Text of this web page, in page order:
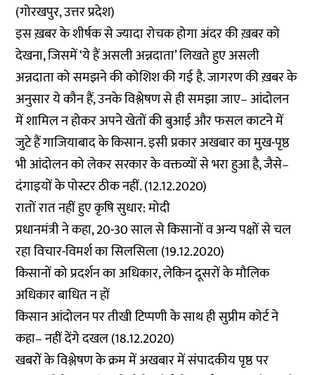
(गोरखपुर, उत्तर प्रदेश)
इस ख़बर के शीर्षक से ज्यादा रोचक होगा अंदर की ख़बर को
देखना, जिसमें ‘ये हैं असली अन्नदाता’ लिखते हुए असली
अन्नदाता को समझने की कोशिश की गई है. जागरण की ख़बर के
अनुसार ये कौन हैं, उनके विश्लेषण से ही समझा जाए– आंदोलन
में शामिल न होकर अपने खेतों की बुआई और फसल काटने में
जुटे हैं गाजियाबाद के किसान. इसी प्रकार अखबार का मुख-पृष्ठ
भी आंदोलन को लेकर सरकार के वक्तव्यों से भरा हुआ है, जैसे–
दंगाइयों के पोस्टर ठीक नहीं. (12.12.2020)
रातों रात नहीं हुए कृषि सुधार: मोदी
प्रधानमंत्री ने कहा, 20-30 साल से किसानों व अन्य पक्षों से चल
रहा विचार-विमर्श का सिलसिला (19.12.2020)
किसानों को प्रदर्शन का अधिकार, लेकिन दूसरों के मौलिक
अधिकार बाधित न हों
किसान आंदोलन पर तीखी टिप्पणी के साथ ही सुप्रीम कोर्ट ने
कहा– नहीं देंगे दखल (18.12.2020)
खबरों के विश्लेषण के क्रम में अखबार में संपादकीय पृष्ठ पर